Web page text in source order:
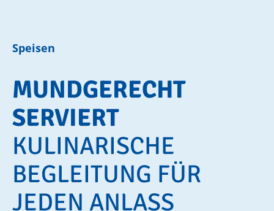
Speisen
MUNDGERECHT
SERVIERT
KULINARISCHE
BEGLEITUNG FÜR
JEDEN ANLASS